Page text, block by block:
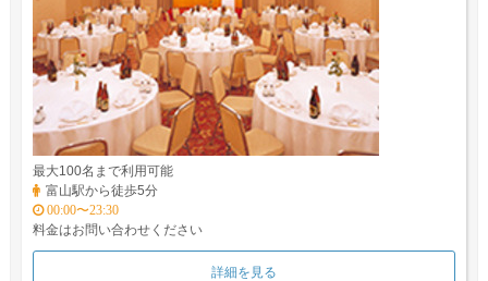
最大100名まで利用可能
富山駅から徒歩5分
00:00〜23:30
料金はお問い合わせください
詳細を見る